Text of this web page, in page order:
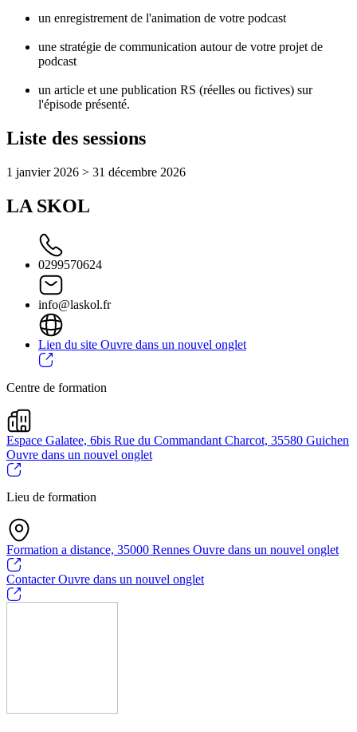
un enregistrement de l'animation de votre podcast
une stratégie de communication autour de votre projet de
podcast
un article et une publication RS (réelles ou fictives) sur
l'épisode présenté.
Liste des sessions
1 janvier 2026 > 31 décembre 2026
LA SKOL
0299570624
info@laskol.fr
Lien du site Ouvre dans un nouvel onglet
Centre de formation
Espace Galatee, 6bis Rue du Commandant Charcot, 35580 Guichen
Ouvre dans un nouvel onglet
Lieu de formation
Formation a distance, 35000 Rennes Ouvre dans un nouvel onglet
ContacterOuvre dans un nouvel onglet